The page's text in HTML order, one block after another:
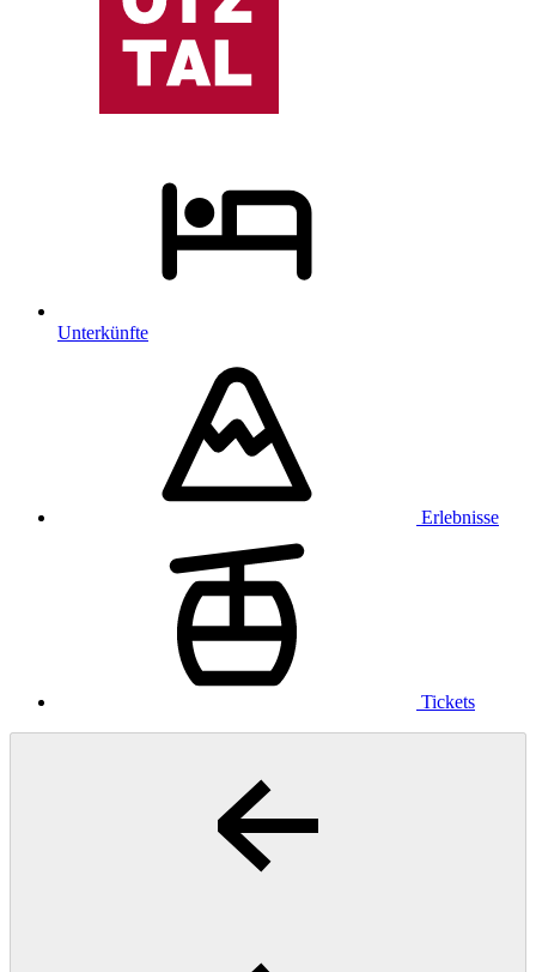
Unterkünfte
Erlebnisse
Tickets